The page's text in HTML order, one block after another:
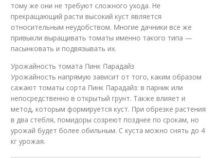
тому же они не требуют сложного ухода. Не
прекращающий расти высокий куст является
относительным неудобством. Многие дачники все же
привыкли выращивать томаты именно такого типа —
пасынковать и подвязывать их.
Урожайность томата Пинк Парадайз
Урожайность напрямую зависит от того, каким образом
сажают томаты сорта Пинк Парадайз: в парник или
непосредственно в открытый грунт. Также влияет и
метод, которым формируется куст. При обрезке растения
в два стебля, помидоры созреют позднее по срокам, но
урожай будет более обильным. С куста можно снять до 4
кг урожая.